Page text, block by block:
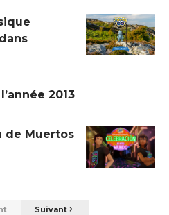
2013
de Muertos
Suivant